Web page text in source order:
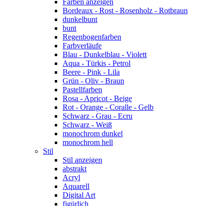
Farben anzeigen
Bordeaux - Rost - Rosenholz - Rotbraun
dunkelbunt
bunt
Regenbogenfarben
Farbverläufe
Blau - Dunkelblau - Violett
Aqua - Türkis - Petrol
Beere - Pink - Lila
Grün - Oliv - Braun
Pastellfarben
Rosa - Apricot - Beige
Rot - Orange - Coralle - Gelb
Schwarz - Grau - Ecru
Schwarz - Weiß
monochrom dunkel
monochrom hell
Stil
Stil anzeigen
abstrakt
Acryl
Aquarell
Digital Art
figürlich